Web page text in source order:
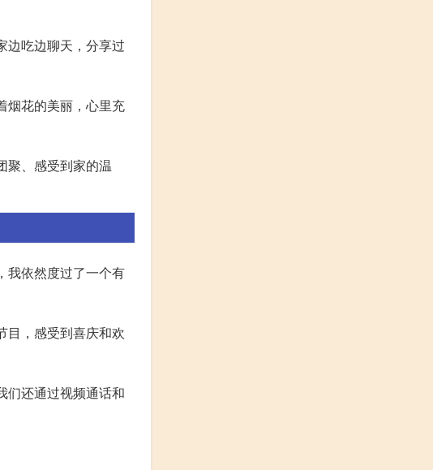
边吃边聊天，分享过
烟花的美丽，心里充
聚、感受到家的温
我依然度过了一个有
目，感受到喜庆和欢
们还通过视频通话和